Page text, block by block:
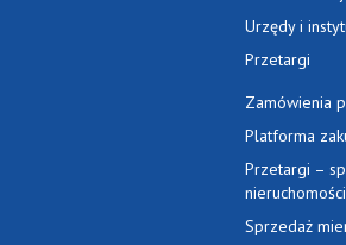
Urzędy i
Przetargi
Zamówienia
Platforma
Przetargi –
nieruchomości
Sprzedaż